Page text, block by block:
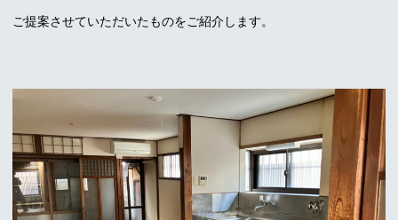
ご提案させていただいたものをご紹介します。